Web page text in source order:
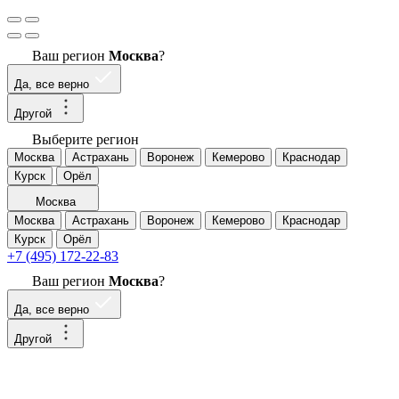
Ваш регион Москва?
Да, все верно
Другой
Выберите регион
Москва Астрахань Воронеж Кемерово
Краснодар
Курск
Орёл
Москва
Москва
Астрахань Воронеж Кемерово
Краснодар
Курск
Орёл
+7 (495) 172-22-83
Ваш регион Москва?
Да, все верно
Другой